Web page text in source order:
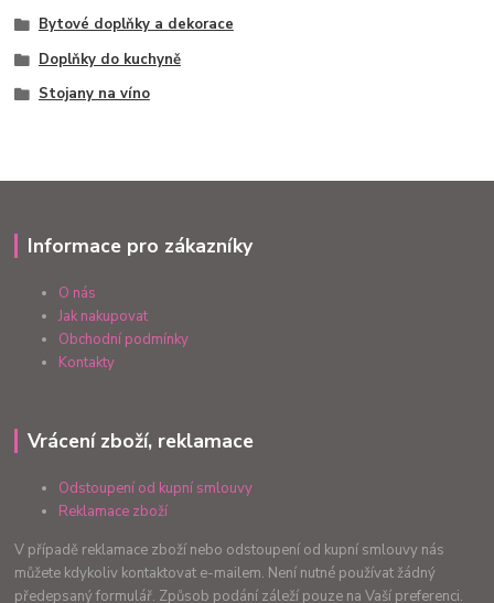
Bytové doplňky a dekorace
Doplňky do kuchyně
Stojany na víno
Informace pro zákazníky
O nás
Jak nakupovat
Obchodní podmínky
Kontakty
Vrácení zboží, reklamace
Odstoupení od kupní smlouvy
Reklamace zboží
V případě reklamace zboží nebo odstoupení od kupní smlouvy nás
můžete kdykoliv kontaktovat e-mailem. Není nutné používat žádný
předepsaný formulář. Způsob podání záleží pouze na Vaší preferenci.